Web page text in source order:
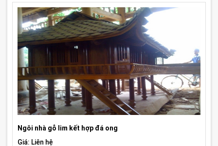
Ngôi nhà gỗ lim kết hợp đá ong
Giá: Liên hệ